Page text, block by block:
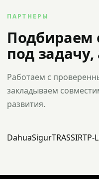
ПАРТНЕРЫ
Подбираем
под
Работаем с
закладываем
развития.
DahuaSigurTRASSIRTP-